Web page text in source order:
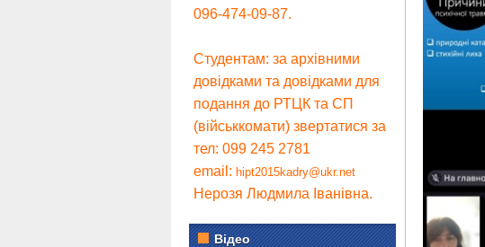
096-474-09-87.
Студентам: за архівними
довідками та довідками для
подання до РТЦК та СП
(військкомати) звертатися за
тел: 099 245 2781
email: hipt2015kadry@ukr.net
Нерозя Людмила Іванівна.
Відео